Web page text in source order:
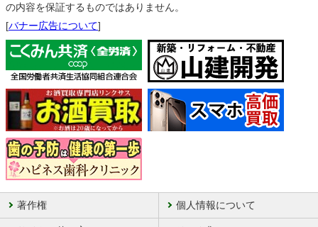
の内容を保証するものではありません。
[バナー広告について]
著作権 個人情報について